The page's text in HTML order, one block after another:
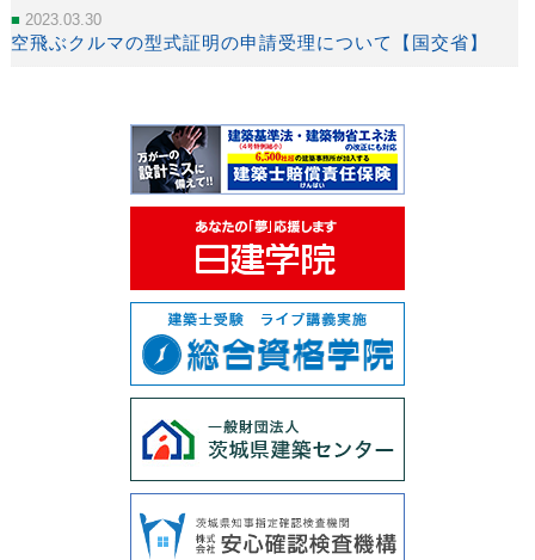
2023.03.30
空飛ぶクルマの型式証明の申請受理について【国交省】